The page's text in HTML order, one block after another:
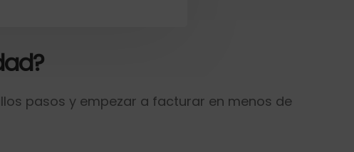
pasos y empezar a facturar en menos de